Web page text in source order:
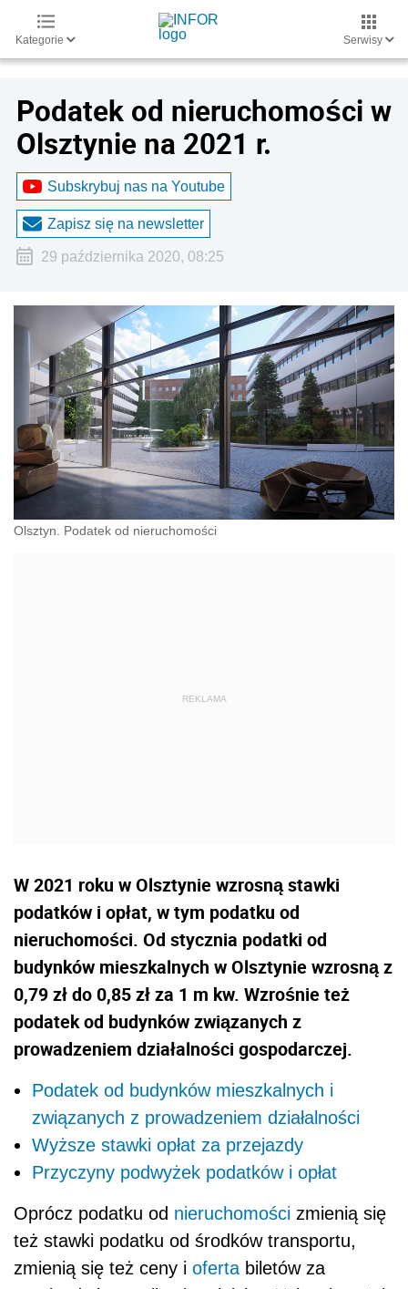
Kategorie Serwisy
Podatek od nieruchomości w
Olsztynie na 2021 r.
Subskrybuj nas na Youtube
Zapisz się na newsletter
29 października 2020, 08:25
Olsztyn. Podatek od nieruchomości
W 2021 roku w Olsztynie wzrosną stawki
podatków i opłat, w tym podatku od
nieruchomości. Od stycznia podatki od
budynków mieszkalnych w Olsztynie wzrosną z
0,79 zł do 0,85 zł za 1 m kw. Wzrośnie też
podatek od budynków związanych z
prowadzeniem działalności gospodarczej.
Podatek od budynków mieszkalnych i
związanych z prowadzeniem działalności
Wyższe stawki opłat za przejazdy
Przyczyny podwyżek podatków i opłat
Oprócz podatku od nieruchomości zmienią się
też stawki podatku od środków transportu,
zmienią się też ceny i oferta biletów za